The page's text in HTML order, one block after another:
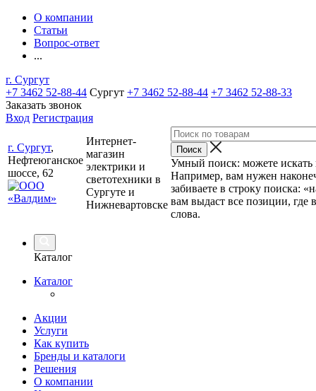
О компании
Статьи
Вопрос-ответ
...
г. Сургут
+7 3462 52-88-44 Сургут +7 3462 52-88-44 +7 3462 52-88-33
Заказать звонок
Вход Регистрация
г. Сургут,
Нефтеюганское
шоссе, 62
Интернет-
магазин
электрики и
светотехники в
Сургуте и
Нижневартовске
Умный поиск: можете искать
Например, вам нужен
забиваете в строку поиска:
вам выдаст все позиции, где
слова.
Каталог
Каталог
Акции
Услуги
Как купить
Бренды и каталоги
Решения
О компании